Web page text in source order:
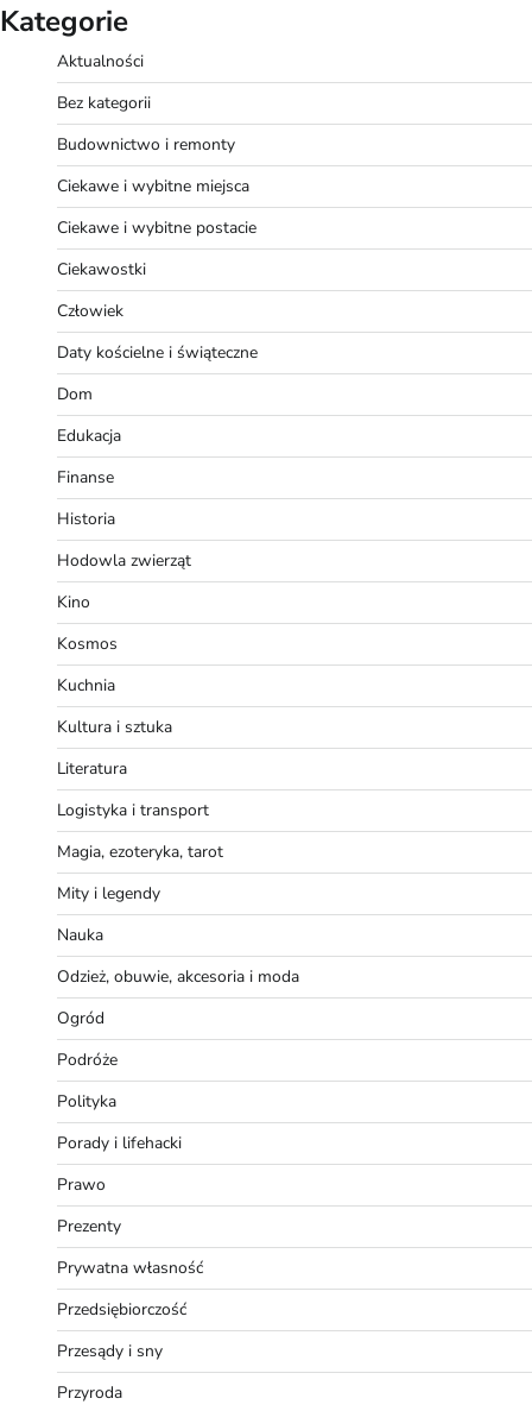
Kategorie
Aktualności
Bez kategorii
Budownictwo i remonty
Ciekawe i wybitne miejsca
Ciekawe i wybitne postacie
Ciekawostki
Człowiek
Daty kościelne i świąteczne
Dom
Edukacja
Finanse
Historia
Hodowla zwierząt
Kino
Kosmos
Kuchnia
Kultura i sztuka
Literatura
Logistyka i transport
Magia, ezoteryka, tarot
Mity i legendy
Nauka
Odzież, obuwie, akcesoria i moda
Ogród
Podróże
Polityka
Porady i lifehacki
Prawo
Prezenty
Prywatna własność
Przedsiębiorczość
Przesądy i sny
Przyroda